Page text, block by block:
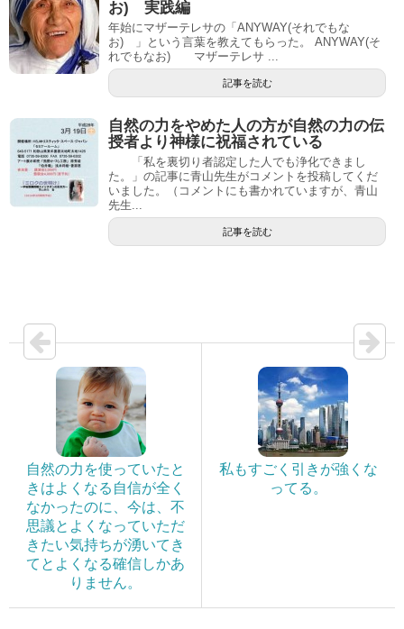
お) 実践編
年始にマザーテレサの「ANYWAY(それでもな
お) 」という言葉を教えてもらった。 ANYWAY(そ
れでもなお) マザーテレサ ...
記事を読む
自然の力をやめた人の方が自然の力の伝
授者より神様に祝福されている
「私を裏切り者認定した人でも浄化できまし
た。」の記事に青山先生がコメントを投稿してくだ
いました。（コメントにも書かれていますが、青山
先生...
記事を読む
自然の力を使っていたと
きはよくなる自信が全く
なかったのに、今は、不
思議とよくなっていただ
きたい気持ちが湧いてき
てとよくなる確信しかあ
りません。
私もすごく引きが強くな
ってる。